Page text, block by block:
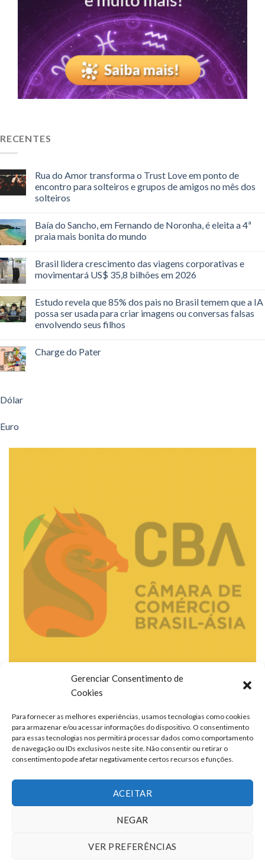
Gerenciar Consentimento de
Cookies
Para fornecer as melhores experiências, usamos tecnologias como cookies
para armazenar e/ou acessar informações do dispositivo. O consentimento
para essas tecnologias nos permitirá processar dados como comportamento
de navegação ou IDs exclusivos neste site. Não consentir ou retirar o
consentimento pode afetar negativamente certos recursos e funções.
ACEITAR
NEGAR
VER PREFERÊNCIAS
RECENTES
Rua do Amor transforma o Trust Love em ponto de
encontro para solteiros e grupos de amigos no mês dos
solteiros
Baía do Sancho, em Fernando de Noronha, é eleita a 4ª
praia mais bonita do mundo
Brasil lidera crescimento das viagens corporativas e
movimentará US$ 35,8 bilhões em 2026
Estudo revela que 85% dos pais no Brasil temem que a IA
possa ser usada para criar imagens ou conversas falsas
envolvendo seus filhos
Charge do Pater
Dólar
Euro